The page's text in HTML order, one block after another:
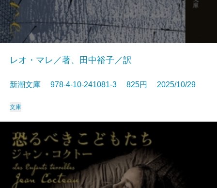
レオ・マレ／著、田中裕子／訳
新潮文庫 978-4-10-241081-3 825円 2025/10/29
文庫